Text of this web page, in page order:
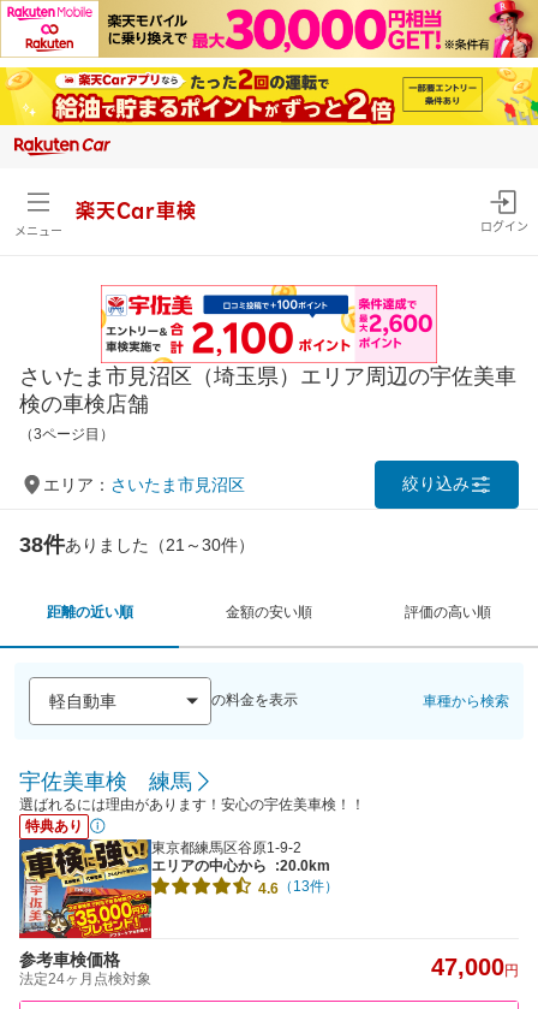
メニュー
楽天Car車検
ログイン
さいたま市見沼区（埼玉県）エリア周辺の宇佐美車
検の車検店舗
（3ページ目）
エリア： さいたま市見沼区 絞り込み
38件ありました（21～30件）
距離の近い順 金額の安い順 評価の高い順
の料金を表示 車種から検索
宇佐美車検 練馬
選ばれるには理由があります！安心の宇佐美車検！！
特典あり
東京都練馬区谷原1-9-2
エリアの中心から
:20.0km
4.6 （13件）
参考車検価格
法定24ヶ月点検対象 47,000円